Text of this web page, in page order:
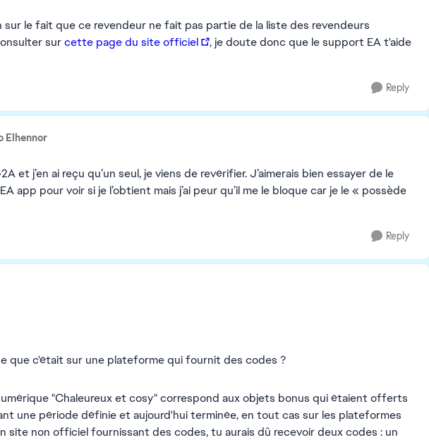
le fait que ce revendeur ne fait pas partie de la liste des revendeurs
surcette page du site officiel
, je doute donc que le support EA t'aide
Reply
Elhennor
et j’en ai reçu qu’un seul, je viens de revérifier. J’aimerais bien essayer de le
app pour voir si je l’obtient mais j’ai peur qu’il me le bloque car je le « possède
Reply
que c'était sur une plateforme qui fournit des codes ?
"Chaleureux et cosy" correspond aux objets bonus qui étaient offerts
une période définie et aujourd'hui terminée, en tout cas sur les plateformes
site non officiel fournissant des codes, tu aurais dû recevoir deux codes : un